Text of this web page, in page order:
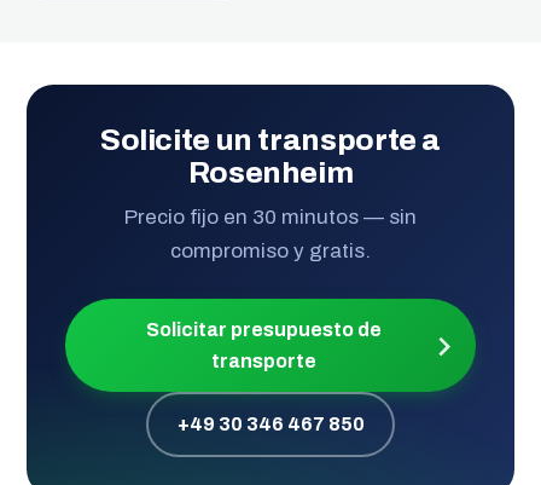
Solicite un transporte a
Rosenheim
Precio fijo en 30 minutos — sin
compromiso y gratis.
Solicitar presupuesto de
transporte
+49 30 346 467 850